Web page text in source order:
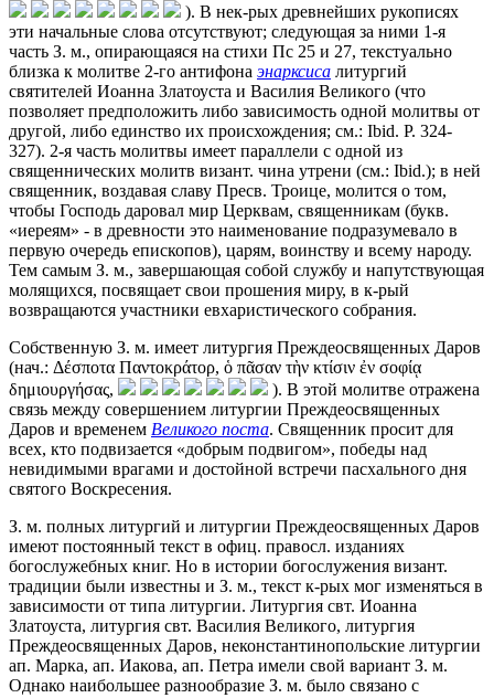
). В нек-рых древнейших рукописях
эти начальные слова отсутствуют; следующая за ними 1-я
часть З. м., опирающаяся на стихи Пс 25 и 27, текстуально
близка к молитве 2-го антифона энарксиса литургий
святителей Иоанна Златоуста и Василия Великого (что
позволяет предположить либо зависимость одной молитвы от
другой, либо единство их происхождения; см.: Ibid. P. 324-
327). 2-я часть молитвы имеет параллели с одной из
священнических молитв визант. чина утрени (см.: Ibid.); в ней
священник, воздавая славу Пресв. Троице, молится о том,
чтобы Господь даровал мир Церквам, священникам (букв.
«иереям» - в древности это наименование подразумевало в
первую очередь епископов), царям, воинству и всему народу.
Тем самым З. м., завершающая собой службу и напутствующая
молящихся, посвящает свои прошения миру, в к-рый
возвращаются участники евхаристического собрания.
Собственную З. м. имеет литургия Преждеосвященных Даров
(нач.: Δέσποτα Παντοκράτορ, ὁ πᾶσαν τὴν κτίσιν ἐν σοφίᾳ
δημιουργήσας,
). В этой молитве отражена
связь между совершением литургии Преждеосвященных
Даров и временем Великого поста. Священник просит для
всех, кто подвизается «добрым подвигом», победы над
невидимыми врагами и достойной встречи пасхального дня
святого Воскресения.
З. м. полных литургий и литургии Преждеосвященных Даров
имеют постоянный текст в офиц. правосл. изданиях
богослужебных книг. Но в истории богослужения визант.
традиции были известны и З. м., текст к-рых мог изменяться в
зависимости от типа литургии. Литургия свт. Иоанна
Златоуста, литургия свт. Василия Великого, литургия
Преждеосвященных Даров, неконстантинопольские литургии
ап. Марка, ап. Иакова, ап. Петра имели свой вариант З. м.
Однако наибольшее разнообразие З. м. было связано с